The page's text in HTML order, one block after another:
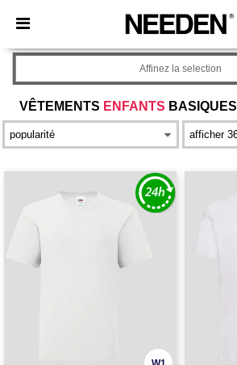
× Appli Needen
Meilleurs prix sur l’app !
VÊTEMENTS ENFANTS BASIQUES
Affinez la selection